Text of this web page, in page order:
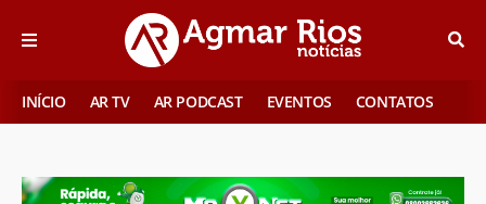
INÍCIO AR TV AR PODCAST EVENTOS CONTATOS